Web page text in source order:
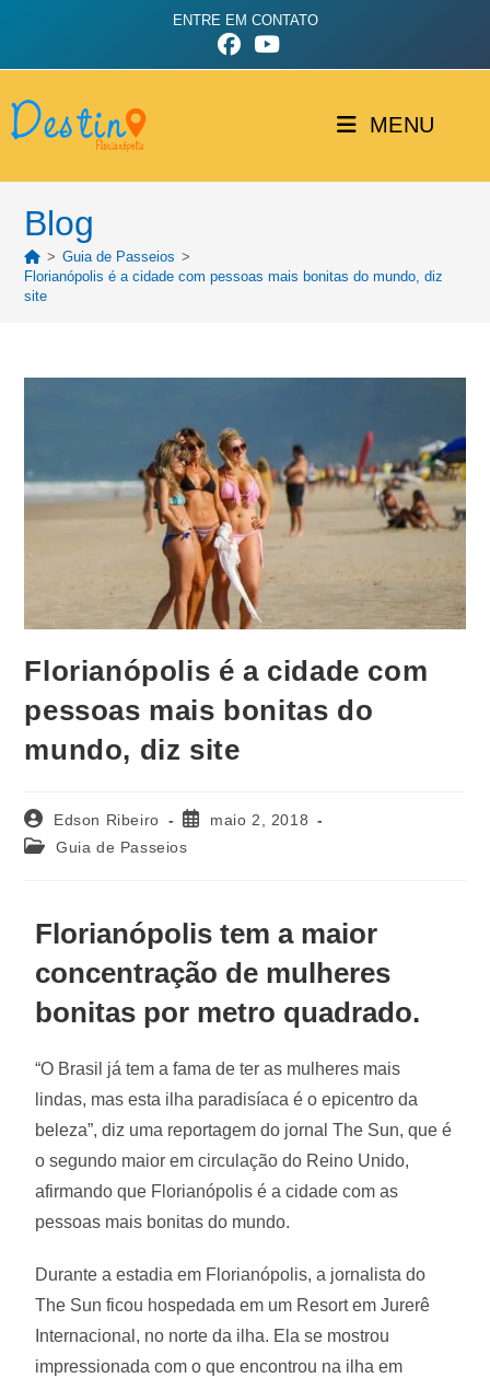
ENTRE EM CONTATO
MENU
Blog
> Guia de Passeios >
Florianópolis é a cidade com pessoas mais bonitas do mundo, diz
site
Florianópolis é a cidade com
pessoas mais bonitas do
mundo, diz site
Edson Ribeiro
maio 2, 2018
Guia de Passeios
Florianópolis tem a maior
concentração de mulheres
bonitas por metro quadrado.
“O Brasil já tem a fama de ter as mulheres mais
lindas, mas esta ilha paradisíaca é o epicentro da
beleza”, diz uma reportagem do jornal The Sun, que é
o segundo maior em circulação do Reino Unido,
afirmando que Florianópolis é a cidade com as
pessoas mais bonitas do mundo.
Durante a estadia em Florianópolis, a jornalista do
The Sun ficou hospedada em um Resort em Jurerê
Internacional, no norte da ilha. Ela se mostrou
impressionada com o que encontrou na ilha em